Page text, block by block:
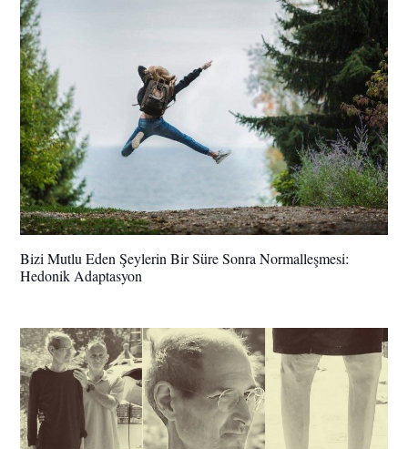
Bizi Mutlu Eden Şeylerin Bir Süre Sonra Normalleşmesi:
Hedonik Adaptasyon